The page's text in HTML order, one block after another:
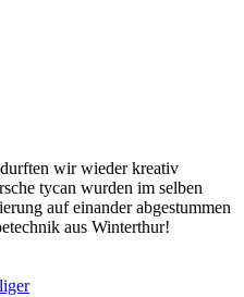
wir wieder kreativ
tycan wurden im selben
auf einander abgestummen
aus Winterthur!